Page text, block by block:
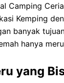
Camping
Kemping
banyak
hanya
yang